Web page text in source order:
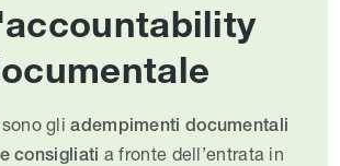
sono gliadempimenti documentali
consigliati a fronte dell’entrata in